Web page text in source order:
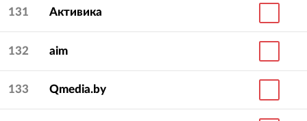
131 Активика
132 aim
133 Qmedia.by